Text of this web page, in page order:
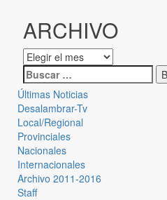
ARCHIVO
Últimas Noticias
Desalambrar-Tv
Local/Regional
Provinciales
Nacionales
Internacionales
Archivo 2011-2016
Staff